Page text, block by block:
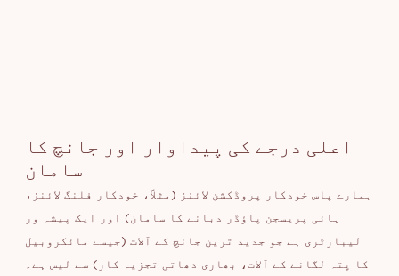
اعلی درجے کی پیداوار اور جانچ کا
سامان
ہمارے پاس خودکار پروڈکشن لائنز (مثلاً، خودکار فلنگ لائنز،
ہائی پریسجن پاؤڈر دبانے کا سامان) اور ایک پیشہ ور
لیبارٹری ہے جو جدید ترین جانچ کے آلات (جیسے مائکروبیل
کا پتہ لگانے کے آلات، بھاری دھاتی تجزیہ کار) سے لیس ہے۔